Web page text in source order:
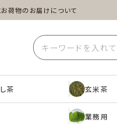
荷物のお届けについて
茶
茶 玄米茶
業務用